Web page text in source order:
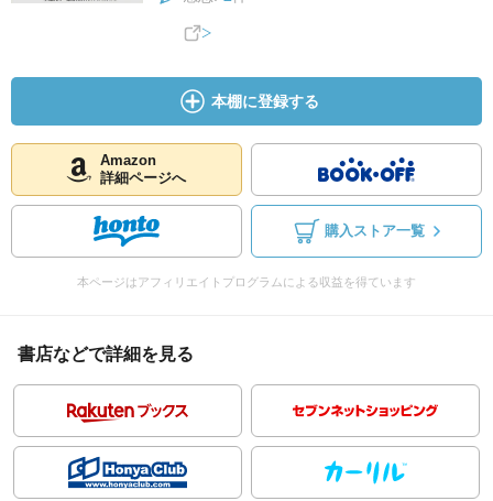
本棚に登録する
Amazon
詳細ページへ
購入ストア一覧
本ページはアフィリエイトプログラムによる収益を得ています
書店などで詳細を見る